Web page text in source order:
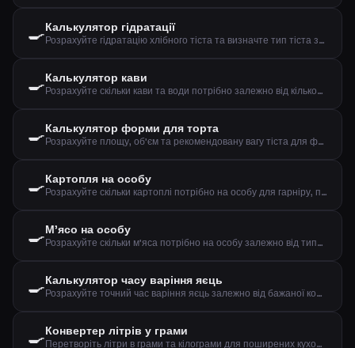
🍳Калькулятор гідратації
Розрахуйте гідратацію хлібного тіста та визначте тип тіста за борошном та водою
🍳Калькулятор кави
Розрахуйте скільки кави та води потрібно залежно від кількості чашок та міцності
🍳Калькулятор форми для торта
Розрахуйте площу, об'єм та рекомендовану вагу тіста для форми
🍳Картопля на особу
Розрахуйте скільки картоплі потрібно на особу для гарніру, пюре чи печеної картоплі
🍳М'ясо на особу
Розрахуйте скільки м'яса потрібно на особу залежно від типу м'яса та способу приготування
🍳Калькулятор часу варіння яєць
Розрахуйте точний час варіння яєць залежно від бажаної консистенції, розміру та початкової температури
🍳Конвертер літрів у грами
Перетворіть літри в грами та кілограми для поширених кухонних інгредієнтів